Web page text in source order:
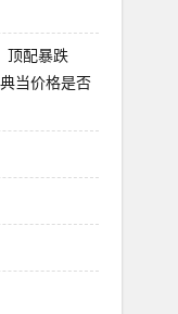
顶配暴跌
当价格是否